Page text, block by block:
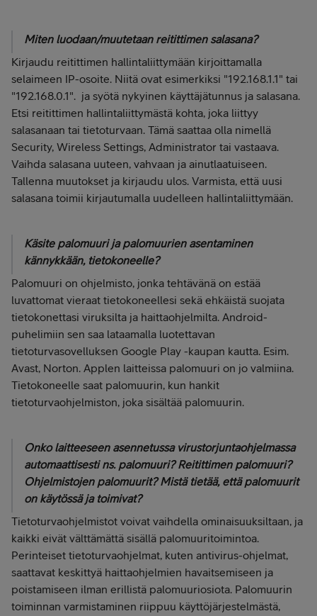
Miten luodaan/muutetaan reitittimen salasana?
Kirjaudu reitittimen hallintaliittymään kirjoittamalla
selaimeen IP-osoite. Niitä ovat esimerkiksi "192.168.1.1" tai
"192.168.0.1". ja syötä nykyinen käyttäjätunnus ja salasana.
Etsi reitittimen hallintaliittymästä kohta, joka liittyy
salasanaan tai tietoturvaan. Tämä saattaa olla nimellä
Security, Wireless Settings, Administrator tai vastaava.
Vaihda salasana uuteen, vahvaan ja ainutlaatuiseen.
Tallenna muutokset ja kirjaudu ulos. Varmista, että uusi
salasana toimii kirjautumalla uudelleen hallintaliittymään.
Käsite palomuuri ja palomuurien asentaminen
kännykkään, tietokoneelle?
Palomuuri on ohjelmisto, jonka tehtävänä on estää
luvattomat vieraat tietokoneellesi sekä ehkäistä suojata
tietokonettasi viruksilta ja haittaohjelmilta. Android-
puhelimiin sen saa lataamalla luotettavan
tietoturvasovelluksen Google Play -kaupan kautta. Esim.
Avast, Norton. Applen laitteissa palomuuri on jo valmiina.
Tietokoneelle saat palomuurin, kun hankit
tietoturvaohjelmiston, joka sisältää palomuurin.
Onko laitteeseen asennetussa virustorjuntaohjelmassa
automaattisesti ns. palomuuri? Reitittimen palomuuri?
Ohjelmistojen palomuurit? Mistä tietää, että palomuurit
on käytössä ja toimivat?
Tietoturvaohjelmistot voivat vaihdella ominaisuuksiltaan, ja
kaikki eivät välttämättä sisällä palomuuritoimintoa.
Perinteiset tietoturvaohjelmat, kuten antivirus-ohjelmat,
saattavat keskittyä haittaohjelmien havaitsemiseen ja
poistamiseen ilman erillistä palomuuriosiota. Palomuurin
toiminnan varmistaminen riippuu käyttöjärjestelmästä,